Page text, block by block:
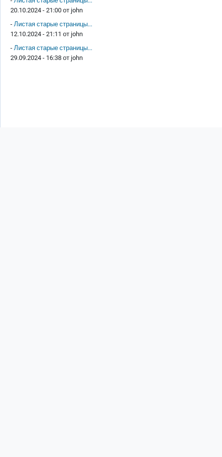
20.10.2024 - 21:00 от john
- Листая старые страницы...
12.10.2024 - 21:11 от john
- Листая старые страницы...
29.09.2024 - 16:38 от john